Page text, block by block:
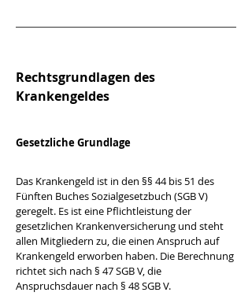
Rechtsgrundlagen des
Krankengeldes
Gesetzliche Grundlage
Das Krankengeld ist in den §§ 44 bis 51 des
Fünften Buches Sozialgesetzbuch (SGB V)
geregelt. Es ist eine Pflichtleistung der
gesetzlichen Krankenversicherung und steht
allen Mitgliedern zu, die einen Anspruch auf
Krankengeld erworben haben. Die Berechnung
richtet sich nach § 47 SGB V, die
Anspruchsdauer nach § 48 SGB V.